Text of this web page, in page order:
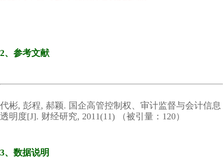
2、参考文献
代彬, 彭程, 郝颖. 国企高管控制权、审计监督与会计信息
透明度[J]. 财经研究, 2011(11) （被引量：120）
3、数据说明